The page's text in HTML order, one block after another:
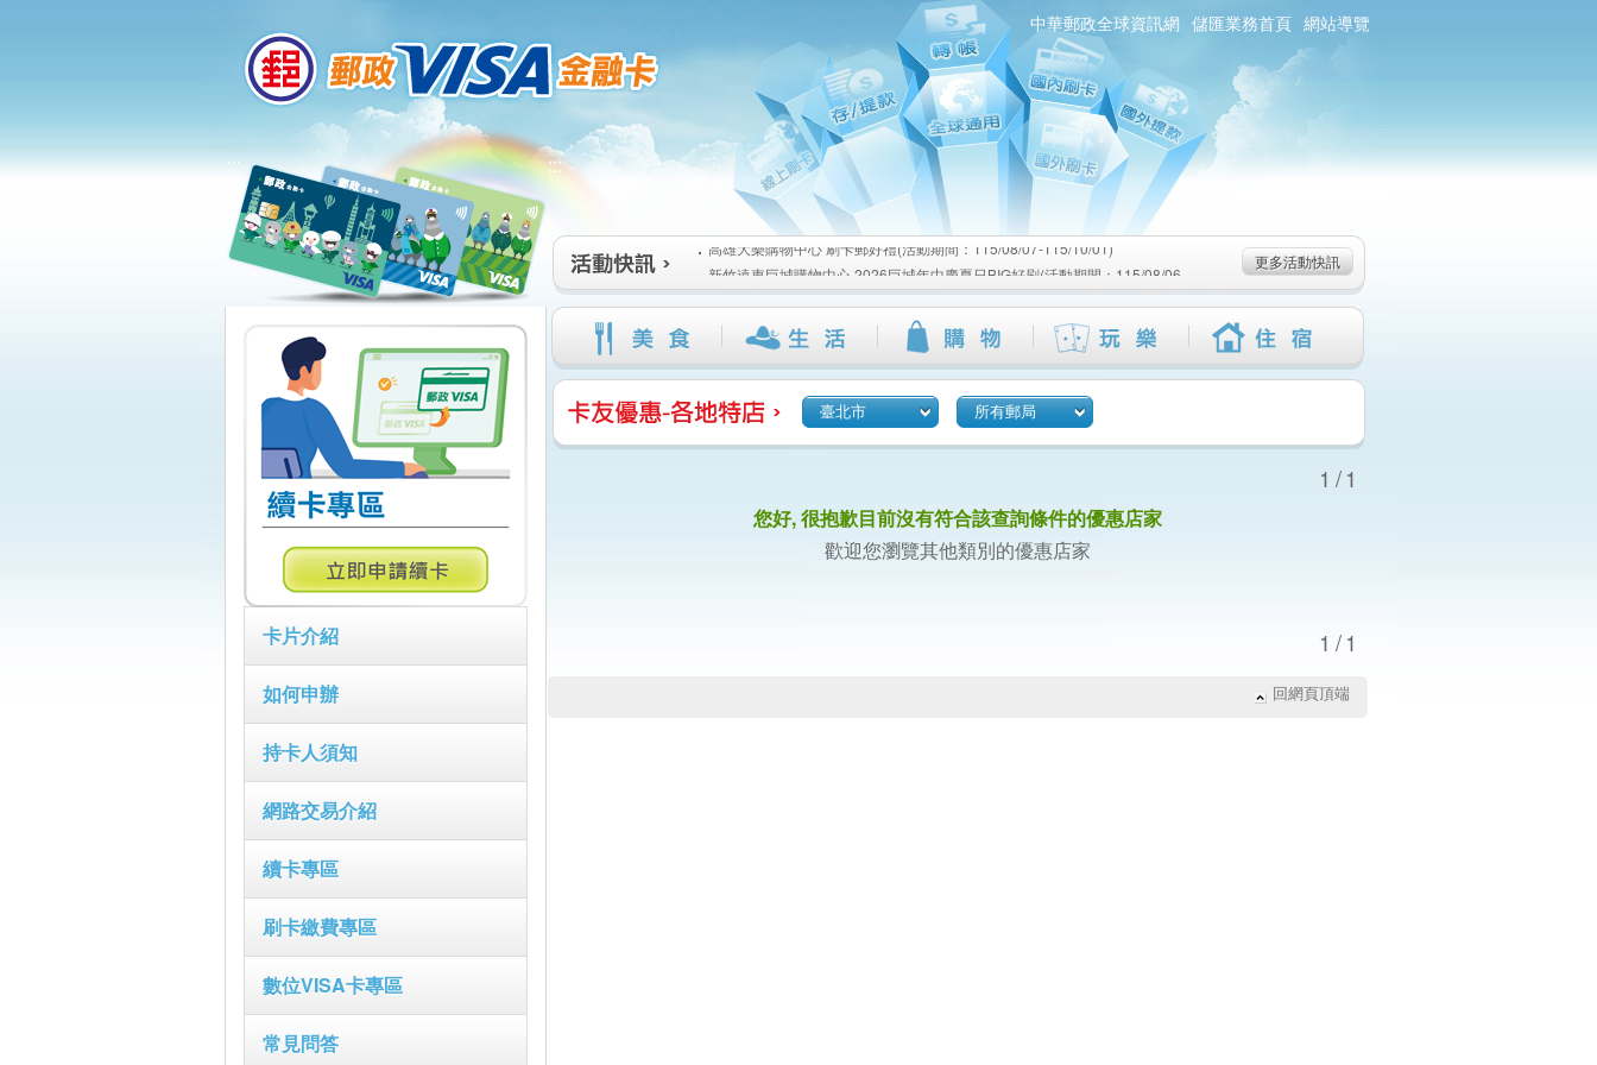
中華郵政全球資訊網 儲匯業務首頁 網站導覽
:::
卡片介紹
如何申辦
持卡人須知
網路交易介紹
續卡專區
刷卡繳費專區
數位VISA卡專區
常見問答
:::
高雄大樂購物中心 刷卡郵好禮(活動期間：115/08/07-115/10/01)
新竹遠東巨城購物中心 2026巨城年中慶夏日BIG好刷(活動期間：115/08/06-
115/08/26)
臺北三創生活 有點東西第2波 刷卡郵好禮(活動期間：115/08/06-115/09/02)
高雄大樂購物中心 刷卡郵好禮(活動期間：115/08/07-115/10/01)
新竹遠東巨城購物中心 2026巨城年中慶夏日BIG好刷(活動期間：115/08/06-
115/08/26)
臺北三創生活 有點東西第2波 刷卡郵好禮(活動期間：115/08/06-115/09/02)
更多活動快訊
臺北市 所有郵局
1/1
您好, 很抱歉目前沒有符合該查詢條件的優惠店家
歡迎您瀏覽其他類別的優惠店家
1/1
回網頁頂端